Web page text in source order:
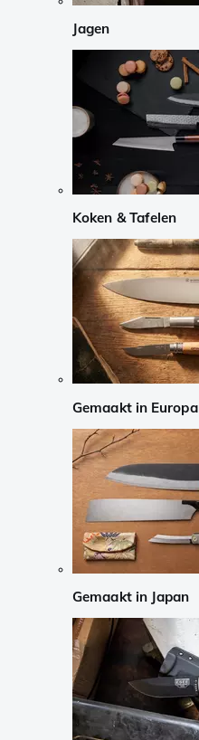
Jagen
Koken & Tafelen
Gemaakt in Europa
Gemaakt in Japan